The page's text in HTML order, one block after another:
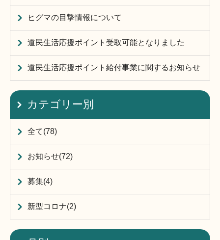
ヒグマの目撃情報について
道民生活応援ポイント受取可能となりました
道民生活応援ポイント給付事業に関するお知らせ
カテゴリー別
全て(78)
お知らせ(72)
募集(4)
新型コロナ(2)